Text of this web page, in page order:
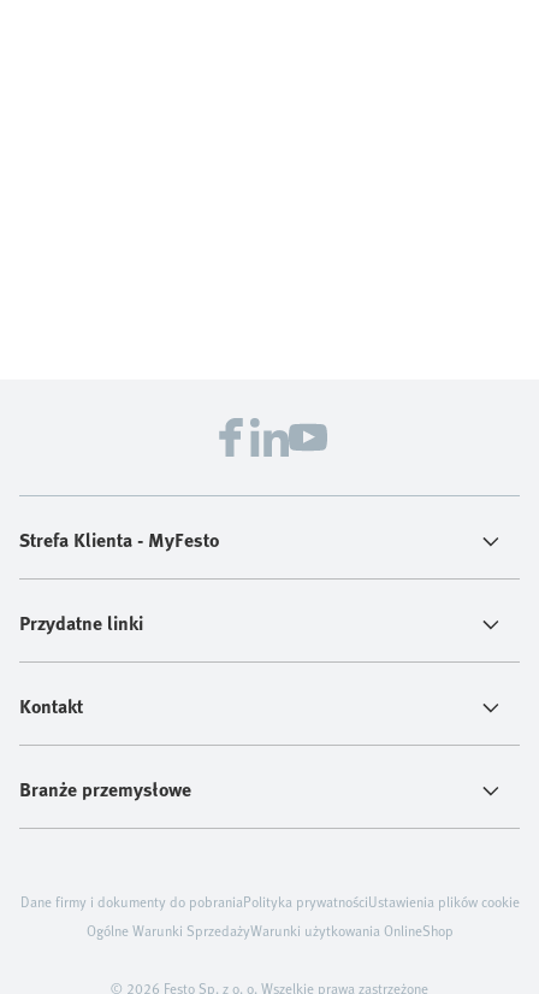
Strefa Klienta - MyFesto
Przydatne linki
Kontakt
Branże przemysłowe
© 2026 Festo Sp. z o. o. Wszelkie prawa zastrzeżone
Dane firmy i dokumenty do pobraniaPolityka prywatnościUstawienia plików cookie
Ogólne Warunki SprzedażyWarunki użytkowania OnlineShop